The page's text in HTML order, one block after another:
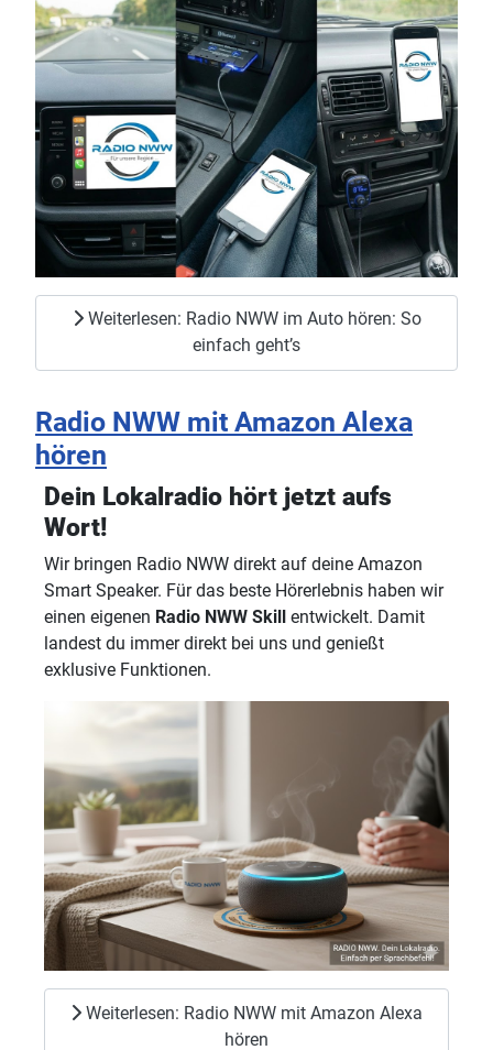
Weiterlesen: Radio NWW im Auto hören: So
einfach geht’s
Radio NWW mit Amazon Alexa
hören
Dein Lokalradio hört jetzt aufs
Wort!
Wir bringen Radio NWW direkt auf deine Amazon
Smart Speaker. Für das beste Hörerlebnis haben wir
einen eigenen Radio NWW Skill entwickelt. Damit
landest du immer direkt bei uns und genießt
exklusive Funktionen.
Weiterlesen: Radio NWW mit Amazon Alexa
hören